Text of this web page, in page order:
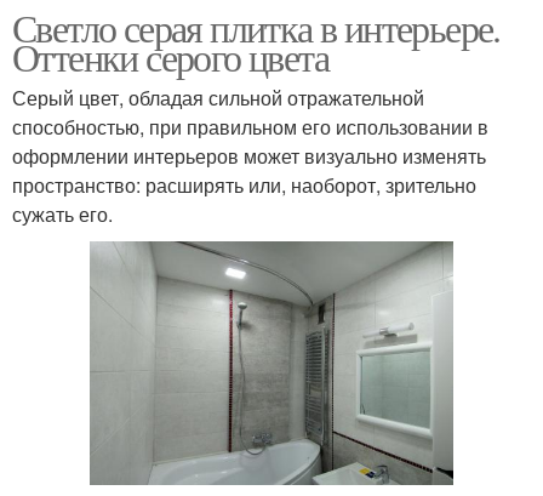
Светло серая плитка в интерьере.
Оттенки серого цвета
Серый цвет, обладая сильной отражательной
способностью, при правильном его использовании в
оформлении интерьеров может визуально изменять
пространство: расширять или, наоборот, зрительно
сужать его.